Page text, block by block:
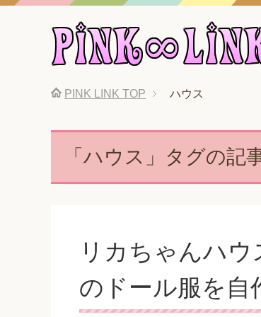
PINK LINK TOP ハウス
「ハウス」タグの記
リカちゃんハ
のドール服を自